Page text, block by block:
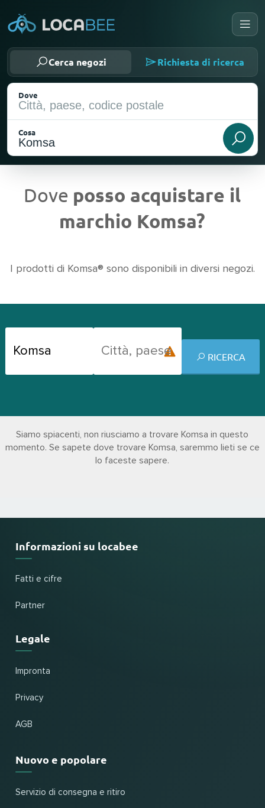
Cerca negozi Richiesta di ricerca
Dove
Cosa
Posizione attuale
Dove posso acquistare il
marchio Komsa?
I prodotti di Komsa® sono disponibili in diversi negozi.
RICERCA
Siamo spiacenti, non riusciamo a trovare Komsa in questo
momento. Se sapete dove trovare Komsa, saremmo lieti se ce
lo faceste sapere.
Informazioni su locabee
Fatti e cifre
Partner
Legale
Impronta
Privacy
AGB
Nuovo e popolare
Servizio di consegna e ritiro